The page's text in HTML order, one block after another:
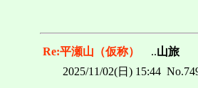
Re:平瀬山（仮称） ..山旅
2025/11/02(日) 15:44